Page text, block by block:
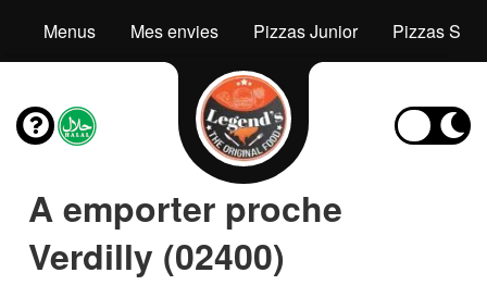
Menus Mes envies Pizzas Junior Pizzas
A emporter proche
Verdilly (02400)